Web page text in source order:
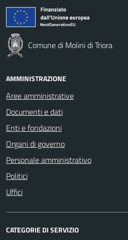
Comune di Molini di Triora
AMMINISTRAZIONE
Aree amministrative
Documenti e dati
Enti e fondazioni
Organi di governo
Personale amministrativo
Politici
Uffici
CATEGORIE DI SERVIZIO